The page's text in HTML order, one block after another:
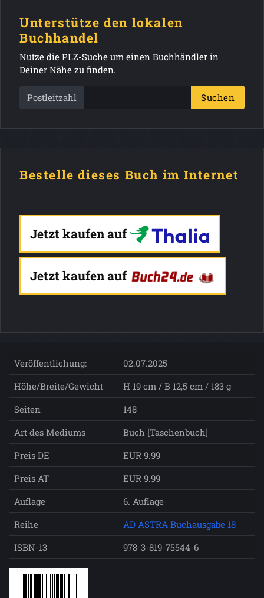
Unterstütze den lokalen
Buchhandel
Nutze die PLZ-Suche um einen Buchhändler in
Deiner Nähe zu finden.
Postleitzahl Suchen
Bestelle dieses Buch im Internet
Jetzt kaufen auf
Jetzt kaufen auf
Veröffentlichung:
02.07.2025
Höhe/Breite/Gewicht
H 19 cm / B 12,5 cm / 183 g
Seiten
148
Art des Mediums
Buch [Taschenbuch]
Preis DE
EUR 9.99
Preis AT
EUR 9.99
Auflage
6. Auflage
Reihe
AD ASTRA Buchausgabe 18
ISBN-13
978-3-819-75544-6